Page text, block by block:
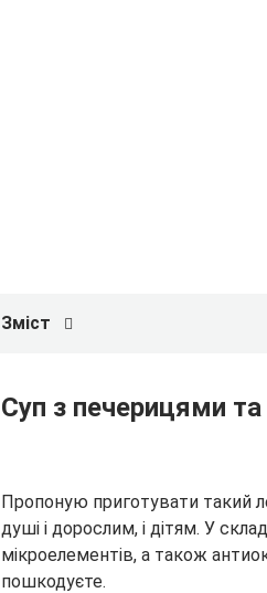
Зміст
Суп з печерицями та
Пропоную приготувати такий
душі і дорослим, і дітям. У
мікроелементів, а також
пошкодуєте.